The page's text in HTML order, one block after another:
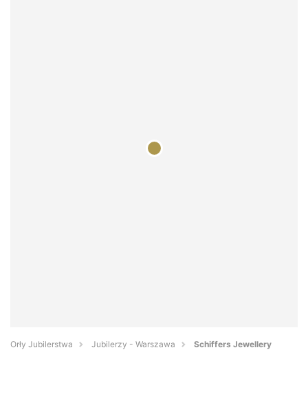
Orły Jubilerstwa Jubilerzy - Warszawa Schiffers Jewellery